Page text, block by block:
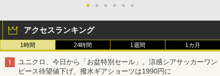
● ● ● ● ● ●
アクセスランキング
1時間 24時間 1週間 1カ月
ユニクロ、今日から「お盆特別セール」。涼感シアサッカーワン
ピース待望値下げ、撥水ギアショーツは1990円に